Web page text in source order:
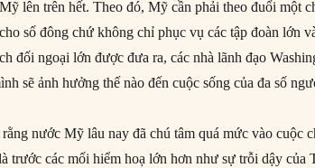
lên trên hết. Theo đó, Mỹ cần phải theo đuổi một
số đông chứ không chỉ phục vụ các tập đoàn lớn
đối ngoại lớn được đưa ra, các nhà lãnh đạo
sẽ ảnh hưởng thế nào đến cuộc sống của đa số
nước Mỹ lâu nay đã chú tâm quá mức vào cuộc
trước các mối hiểm hoạ lớn hơn như sự trỗi dậy của